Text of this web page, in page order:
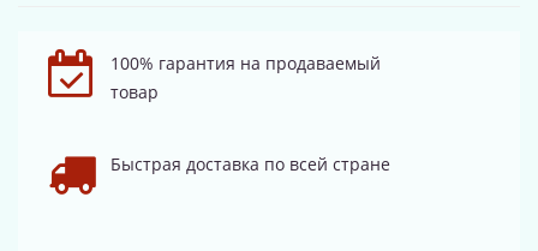
100% гарантия на продаваемый
товар
Быстрая доставка по всей стране